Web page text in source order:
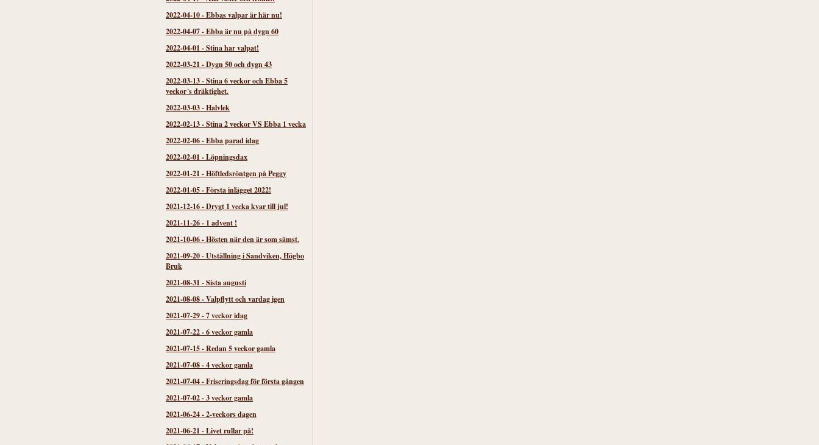
2022-04-10-Ebbas valpar är här nu!
2022-04-07-Ebba är nu på dygn 60
2022-04-01 -Stina har valpat!
2022-03-21 -Dygn 50 och dygn 43
2022-03-13-Stina 6 veckor och Ebba 5
veckor´s dräktighet.
2022-03-03-Halvlek
2022-02-13-Stina 2 veckor VS Ebba 1 vecka
2022-02-06-Ebba parad idag
2022-02-01 -Löpningsdax
2022-01-21 -Höftledsröntgen på Peggy
2022-01-05-Första inlägget 2022!
2021-12-16-Drygt 1 vecka kvar till jul!
2021-11-26- 1 advent !
2021-10-06-Hösten när den är som sämst.
2021-09-20-Utställning i Sandviken, Högbo
Bruk
2021-08-31 -Sista augusti
2021-08-08-Valpflytt och vardag igen
2021-07-29-7 veckor idag
2021-07-22-6 veckor gamla
2021-07-15-Redan 5 veckor gamla
2021-07-08-4 veckor gamla
2021-07-04-Friseringsdag för första gången
2021-07-02-3 veckor gamla
2021-06-24-2-veckors dagen
2021-06-21 -Livet rullar på!